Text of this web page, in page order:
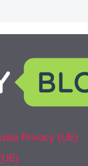
Privacy (UE)